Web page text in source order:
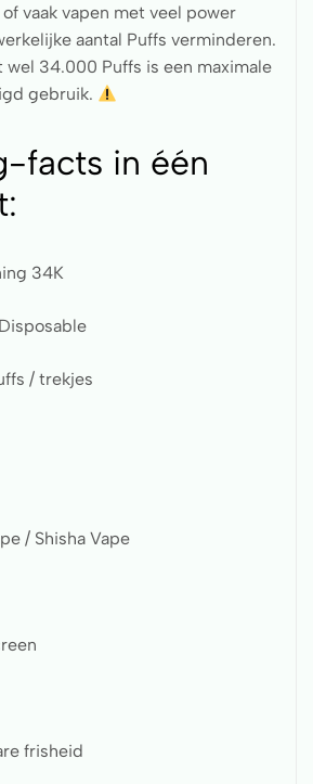
vaak vapen met veel power
aantal Puffs verminderen.
wel 34.000 Puffs is een maximale
gebruik.
facts in één
34K
/ trekjes
/ Shisha Vape
frisheid